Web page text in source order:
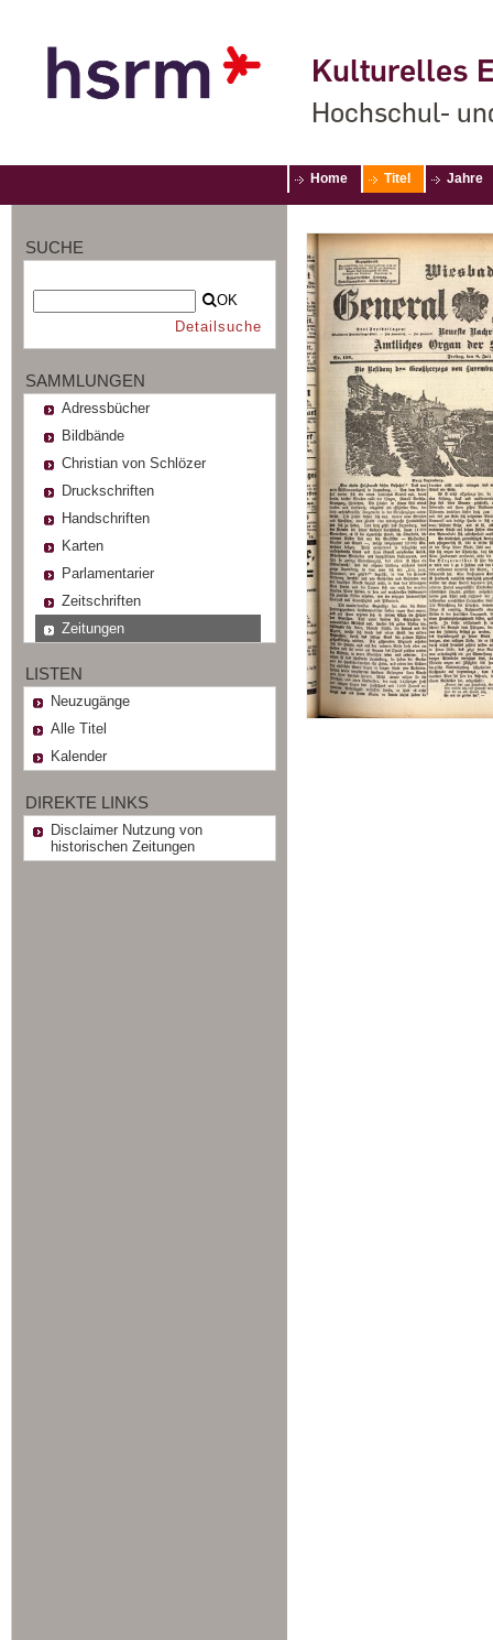
Kulturelles
Hochschul-
Home Titel Jahre
SUCHE
OK
Detailsuche
SAMMLUNGEN
Adressbücher
Bildbände
Christian von Schlözer
Druckschriften
Handschriften
Karten
Parlamentarier
Zeitschriften
Zeitungen
LISTEN
Neuzugänge
Alle Titel
Kalender
DIREKTE LINKS
Disclaimer Nutzung von
historischen Zeitungen